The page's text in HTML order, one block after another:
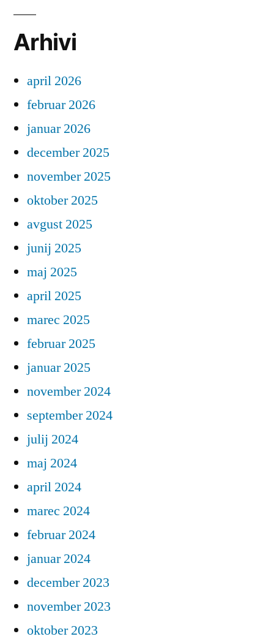
Arhivi
april 2026
februar 2026
januar 2026
december 2025
november 2025
oktober 2025
avgust 2025
junij 2025
maj 2025
april 2025
marec 2025
februar 2025
januar 2025
november 2024
september 2024
julij 2024
maj 2024
april 2024
marec 2024
februar 2024
januar 2024
december 2023
november 2023
oktober 2023